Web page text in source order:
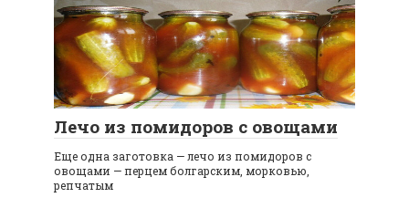
Лечо из помидоров с овощами
Еще одна заготовка — лечо из помидоров с
овощами — перцем болгарским, морковью,
репчатым